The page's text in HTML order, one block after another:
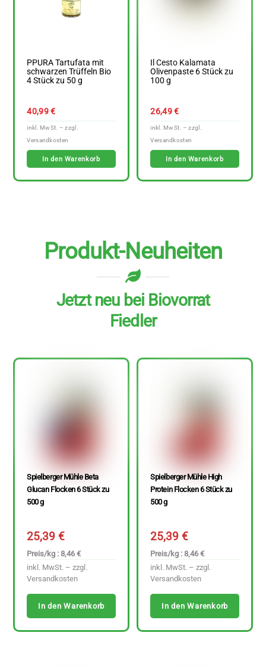
PPURA Tartufata mit
schwarzen Trüffeln Bio
4 Stück zu 50 g
40,99€
In den Warenkorb
Il Cesto Kalamata
Olivenpaste 6 Stück zu
100 g
26,49€
In den Warenkorb
Produkt-Neuheiten
Jetzt neu bei Biovorrat
Fiedler
Spielberger Mühle Beta
Glucan Flocken 6 Stück zu
500 g
25,39€
Preis/kg : 8,46 €
inkl. MwSt. – zzgl.
Versandkosten
In den Warenkorb
Spielberger Mühle High
Protein Flocken 6 Stück zu
500 g
25,39€
Preis/kg : 8,46 €
inkl. MwSt. – zzgl.
Versandkosten
In den Warenkorb